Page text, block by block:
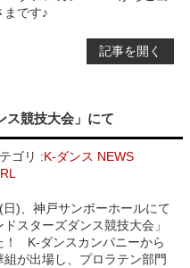
まです♪
記事を開く
ス競技大会」にて
ゴリ :K-ダンス NEWS
)、神戸サンボーホールにて
ドスターズダンス競技大会」
！ K-ダンスカンパニーから
が出場し、プロラテン部門